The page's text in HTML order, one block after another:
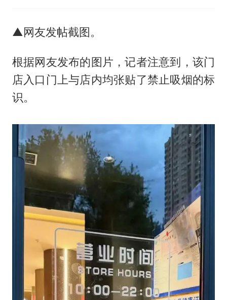
▲网友发帖截图。
根据网友发布的图片，记者注意到，该门
店入口门上与店内均张贴了禁止吸烟的标
识。